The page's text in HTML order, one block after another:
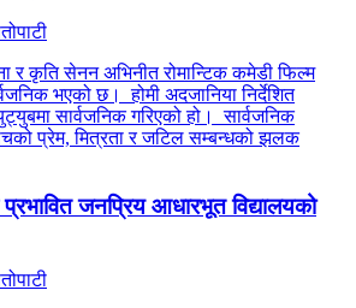
र कृति सेनन अभिनीत रोमान्टिक कमेडी फिल्म
भएको छ। होमी अदजानिया निर्देशित
सार्वजनिक गरिएको हो। सार्वजनिक
प्रेम, मित्रता र जटिल सम्बन्धको झलक
प्रभावित जनप्रिय आधारभूत विद्यालयको